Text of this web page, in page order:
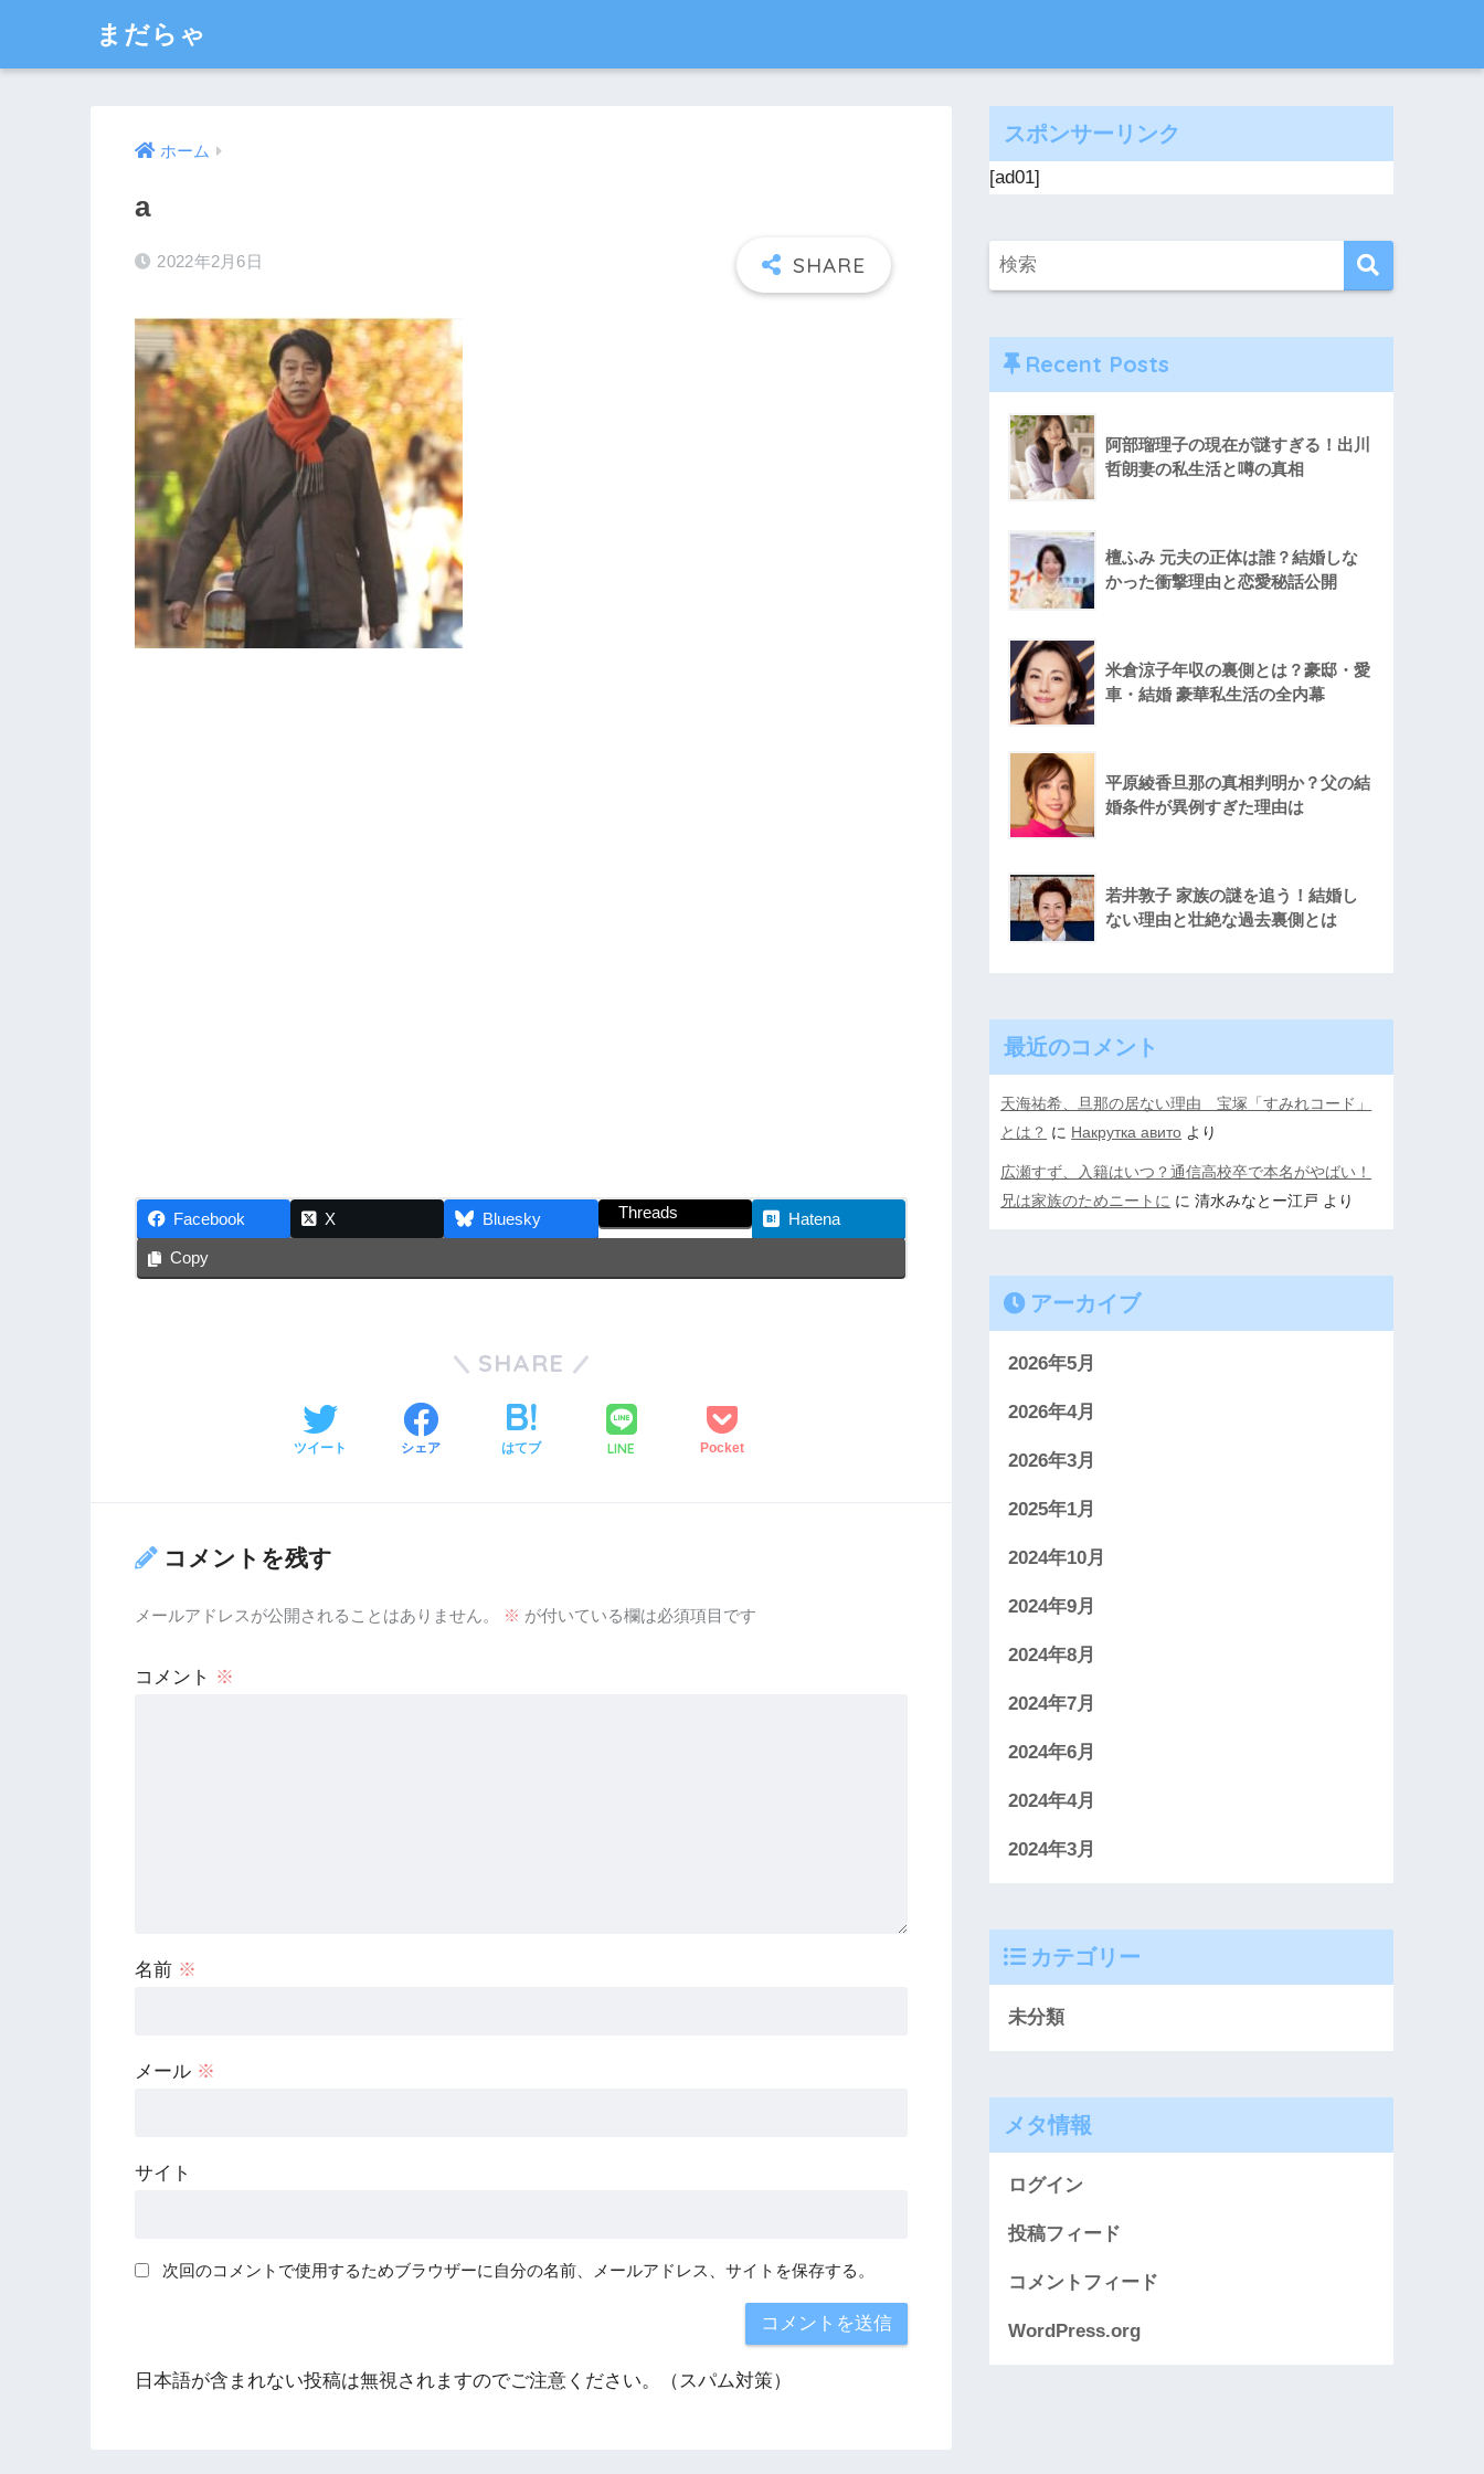
まだらゃ
ホーム
a
2022年2月6日
Facebook X Bluesky Threads Hatena
Copy
SHARE
ツイート シェア はてブ LINE Pocket
コメントを残す
メールアドレスが公開されることはありません。 ※ が付いている欄は必須項目です
コメント ※
名前 ※
メール ※
サイト
次回のコメントで使用するためブラウザーに自分の名前、メールアドレス、サイトを保存する。
日本語が含まれない投稿は無視されますのでご注意ください。（スパム対策）
スポンサーリンク
[ad01]
Recent Posts
阿部瑠理子の現在が謎すぎる！出川
哲朗妻の私生活と噂の真相
檀ふみ 元夫の正体は誰？結婚しな
かった衝撃理由と恋愛秘話公開
米倉涼子年収の裏側とは？豪邸・愛
車・結婚 豪華私生活の全内幕
平原綾香旦那の真相判明か？父の結
婚条件が異例すぎた理由は
若井敦子 家族の謎を追う！結婚し
ない理由と壮絶な過去裏側とは
最近のコメント
天海祐希、旦那の居ない理由 宝塚「すみれコード」
とは？ に Накрутка авито より
広瀬すず、入籍はいつ？通信高校卒で本名がやばい！
兄は家族のためニートに に清水みなとー江戸 より
アーカイブ
2026年5月
2026年4月
2026年3月
2025年1月
2024年10月
2024年9月
2024年8月
2024年7月
2024年6月
2024年4月
2024年3月
カテゴリー
未分類
メタ情報
ログイン
投稿フィード
コメントフィード
WordPress.org